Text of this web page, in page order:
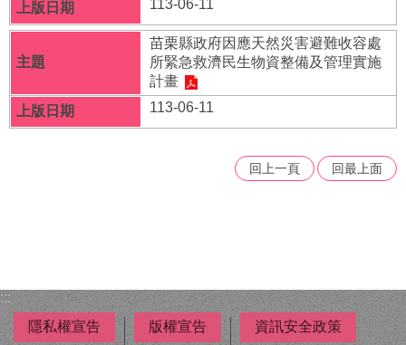
覽
網
站
結
障
礙
113-06-11
苗栗縣政府因應天然災害避難收容處
所緊急救濟民生物資整備及管理實施
計畫
113-06-11
回上一頁 回最上面
:::
隱私權宣告
版權宣告 資訊安全政策